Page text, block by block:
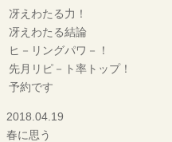
冴えわたる力！
冴えわたる結論
ヒ－リングパワ－！
先月リピ－ト率トップ！
予約です
2018.04.19
春に思う